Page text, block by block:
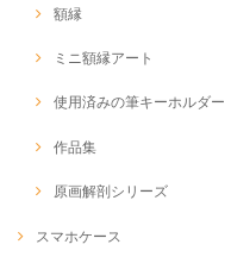
額縁
ミニ額縁アート
使用済みの筆キーホルダー
作品集
原画解剖シリーズ
スマホケース